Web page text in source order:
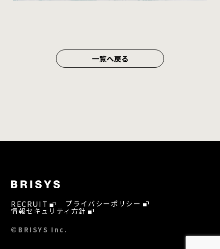
一覧へ戻る
RECRUIT プライバシーポリシー
情報セキュリティ方針
©BRISYS Inc.